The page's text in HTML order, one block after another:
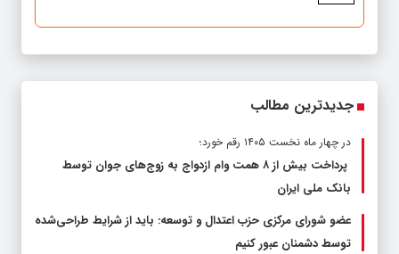
جدیدترین مطالب
در چهار ماه نخست ۱۴۰۵ رقم خورد؛
پرداخت بیش از ۸ همت وام ازدواج به زوج‌های جوان توسط
بانک ملی ایران
عضو شورای مرکزی حزب اعتدال و توسعه: باید از شرایط طراحی‌شده
توسط دشمنان عبور کنیم